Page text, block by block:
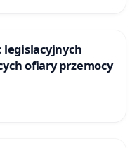
legislacyjnych
narażających ofiary przemocy